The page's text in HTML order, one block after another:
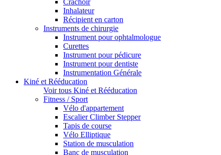
Crachoir
Inhalateur
Récipient en carton
Instruments de chirurgie
Instrument pour ophtalmologue
Curettes
Instrument pour pédicure
Instrument pour dentiste
Instrumentation Générale
Kiné et Rééducation
Voir tous Kiné et Rééducation
Fitness / Sport
Vélo d'appartement
Escalier Climber Stepper
Tapis de course
Vélo Elliptique
Station de musculation
Banc de musculation